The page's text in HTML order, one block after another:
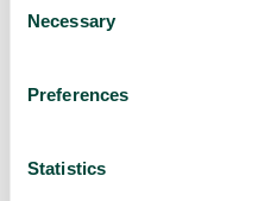
Selection
Necessary
Preferences
Statistics
Kraftfull administration